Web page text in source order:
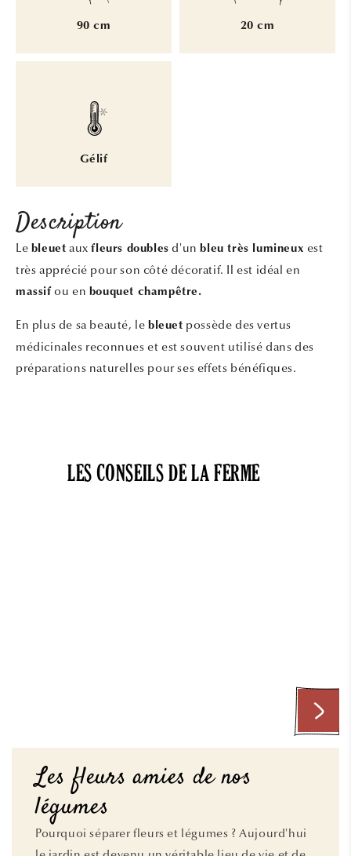
90 cm 20 cm
Gélif
Description
Le bleuet auxfleurs doubles d'unbleu très lumineux est
très apprécié pour son côté décoratif. Il est idéal en
massifou en bouquet champêtre.
En plus de sa beauté, le bleuet possède des vertus
médicinales reconnues et est souvent utilisé dans des
préparations naturelles pour ses effets bénéfiques.
LES CONSEILS DE LA FERME
Les fleurs amies de nos
légumes
Pourquoi séparer fleurs et légumes ? Aujourd'hui